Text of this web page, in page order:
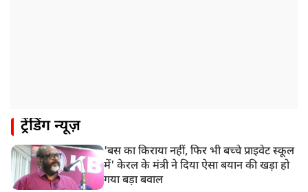
ट्रेंडिंग न्यूज़
'बस का किराया नहीं, फिर भी बच्चे प्राइवेट स्कूल
में' केरल के मंत्री ने दिया ऐसा बयान की खड़ा हो
गया बड़ा बवाल